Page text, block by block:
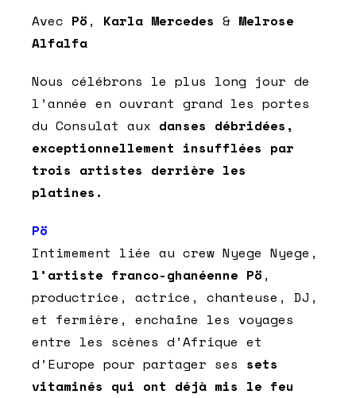
Avec Pö , Karla Mercedes & Melrose
Alfalfa
Nous célébrons le plus long jour de
l’année en ouvrant grand les portes
du Consulat aux danses débridées,
exceptionnellement insufflées par
trois artistes derrière les
platines.
Pö
Intimement liée au crew Nyege Nyege,
l’artiste franco-ghanéenne Pö ,
productrice, actrice, chanteuse, DJ,
et fermière, enchaîne les voyages
entre les scènes d’Afrique et
d’Europe pour partager ses sets
vitaminés qui ont déjà mis le feu